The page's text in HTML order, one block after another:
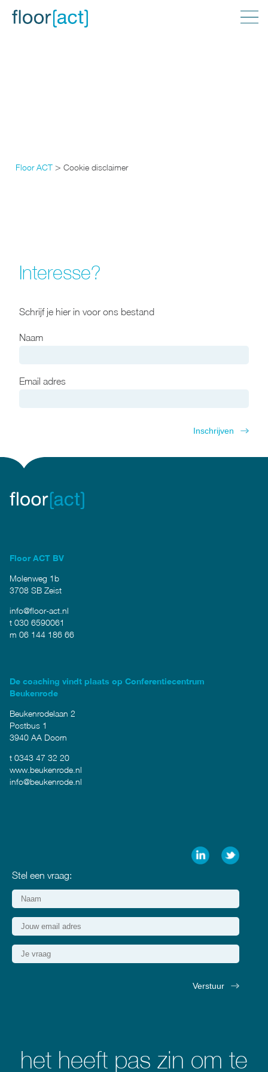
Floor ACT > Cookie disclaimer
Interesse?
Schrijf je hier in voor ons bestand
Naam
Email adres
Floor ACT BV
Molenweg 1b
3708 SB Zeist
info@floor-act.nl
t 030 6590061
m 06 144 186 66
De coaching vindt plaats op Conferentiecentrum
Beukenrode
Beukenrodelaan 2
Postbus 1
3940 AA Doorn
t 0343 47 32 20
www.beukenrode.nl
info@beukenrode.nl
Stel een vraag:
het heeft pas zin om te